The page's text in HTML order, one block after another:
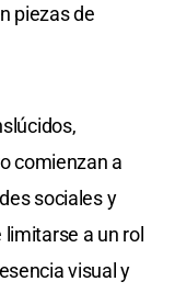
piezas de
comienzan a
sociales y
a un rol
visual y